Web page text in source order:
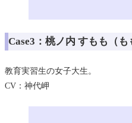
Case3： 桃ノ内 すもも（
教育実習生の女子大生。
CV：神代岬